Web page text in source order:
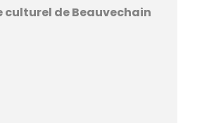
culturel de Beauvechain